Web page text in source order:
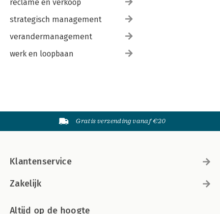
reclame en verkoop
strategisch management
verandermanagement
werk en loopbaan
Gratis verzending vanaf €20
Klantenservice
Zakelijk
Altijd op de hoogte